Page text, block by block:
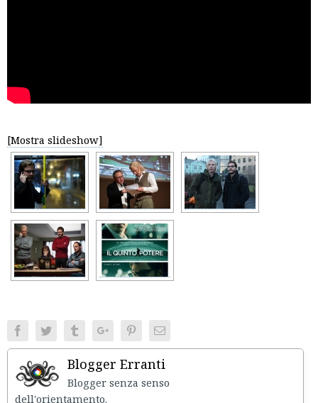
[Mostra slideshow]
FacebookTwitter TumblrGoogle+PinterestEmail
Blogger Erranti
Blogger senza senso